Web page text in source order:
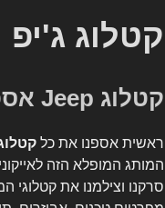
קטלוג ג'יפ
קטלוג Jeep אספנות
ראשית אספנו את כל
המותג המופלא הזה
סרקנו וצילמנו את קטלוגי